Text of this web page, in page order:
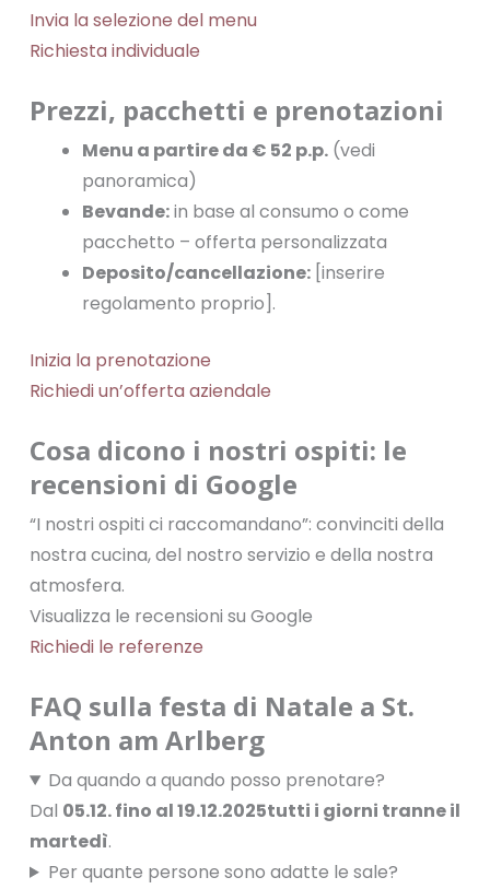
Invia la selezione del menu
Richiesta individuale
Prezzi, pacchetti e prenotazioni
Menu a partire da € 52 p.p.(vedi
panoramica)
Bevande:in base al consumo o come
pacchetto – offerta personalizzata
Deposito/cancellazione:[inserire
regolamento proprio].
Inizia la prenotazione
Richiedi un’offerta aziendale
Cosa dicono i nostri ospiti: le
recensioni di Google
“I nostri ospiti ci raccomandano”: convinciti della
nostra cucina, del nostro servizio e della nostra
atmosfera.
Visualizza le recensioni su Google
Richiedi le referenze
FAQ sulla festa di Natale a St.
Anton am Arlberg
Da quando a quando posso prenotare?
Dal 05.12. fino al 19.12.2025tutti i giorni tranne il
martedì.
Per quante persone sono adatte le sale?